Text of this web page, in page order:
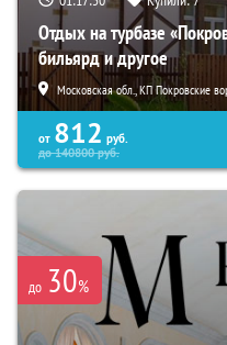
Отдых на турбазе
бильярд и другое
Московская обл., КП Покровские
от 812 руб.
до140800руб.
до 30%